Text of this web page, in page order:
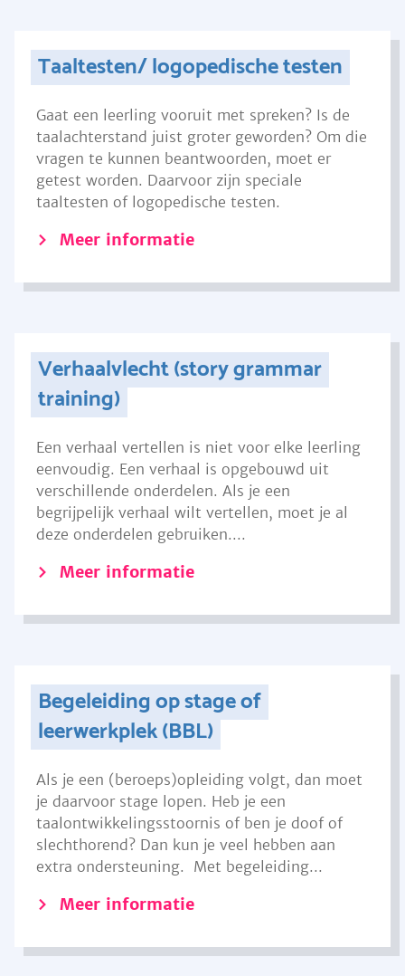
Taaltesten/ logopedische testen
Gaat een leerling vooruit met spreken? Is de
taalachterstand juist groter geworden? Om die
vragen te kunnen beantwoorden, moet er
getest worden. Daarvoor zijn speciale
taaltesten of logopedische testen.
Meer informatie
Verhaalvlecht (story grammar
training)
Een verhaal vertellen is niet voor elke leerling
eenvoudig. Een verhaal is opgebouwd uit
verschillende onderdelen. Als je een
begrijpelijk verhaal wilt vertellen, moet je al
deze onderdelen gebruiken....
Meer informatie
Begeleiding op stage of
leerwerkplek (BBL)
Als je een (beroeps)opleiding volgt, dan moet
je daarvoor stage lopen. Heb je een
taalontwikkelingsstoornis of ben je doof of
slechthorend? Dan kun je veel hebben aan
extra ondersteuning. Met begeleiding...
Meer informatie